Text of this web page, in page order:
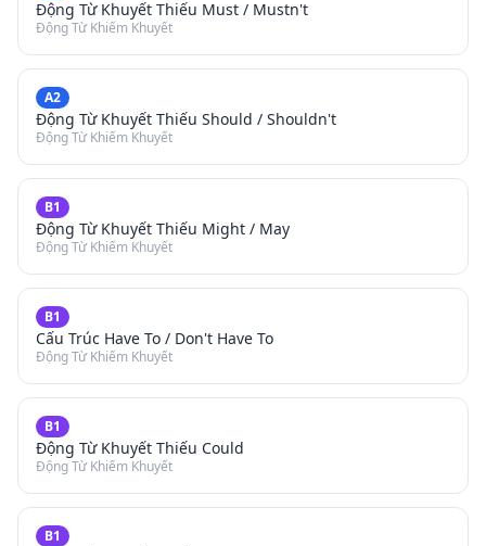
Động Từ Khuyết Thiếu Must / Mustn't
Động Từ Khiếm Khuyết
A2
Động Từ Khuyết Thiếu Should / Shouldn't
Động Từ Khiếm Khuyết
B1
Động Từ Khuyết Thiếu Might / May
Động Từ Khiếm Khuyết
B1
Cấu Trúc Have To / Don't Have To
Động Từ Khiếm Khuyết
B1
Động Từ Khuyết Thiếu Could
Động Từ Khiếm Khuyết
B1